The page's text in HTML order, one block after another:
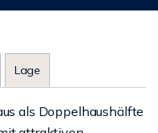
Lage
als Doppelhaushälfte